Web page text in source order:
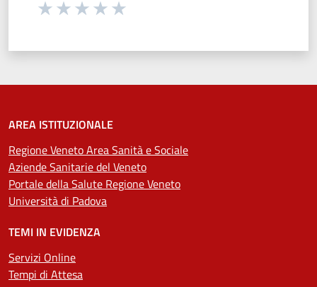
Seleziona una valutazione da 1 a 5 stelle
AREA ISTITUZIONALE
Regione Veneto Area Sanità e Sociale
Aziende Sanitarie del Veneto
Portale della Salute Regione Veneto
Università di Padova
TEMI IN EVIDENZA
Servizi Online
Tempi di Attesa